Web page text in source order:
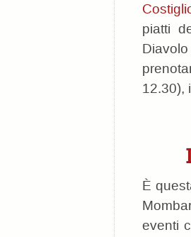
piatti
12.30),
È
eventi